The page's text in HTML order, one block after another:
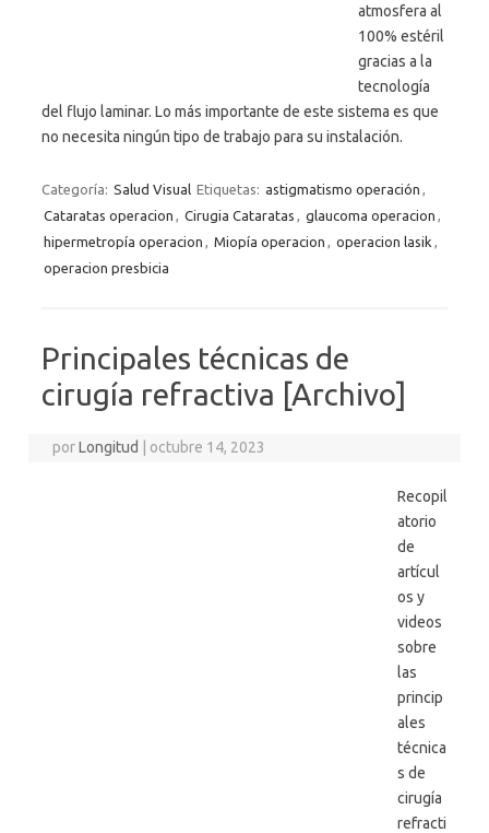
atmosfera al
100% estéril
gracias a la
tecnología
del flujo laminar. Lo más importante de este sistema es que
no necesita ningún tipo de trabajo para su instalación.
Categoría: Salud Visual Etiquetas: astigmatismo operación ,
Cataratas operacion , Cirugia Cataratas , glaucoma operacion ,
hipermetropía operacion , Miopía operacion , operacion lasik ,
operacion presbicia
Principales técnicas de
cirugía refractiva [Archivo]
porLongitud octubre 14, 2023
Recopil
atorio
de
artícul
os y
videos
sobre
las
princip
ales
técnica
s de
cirugía
refracti